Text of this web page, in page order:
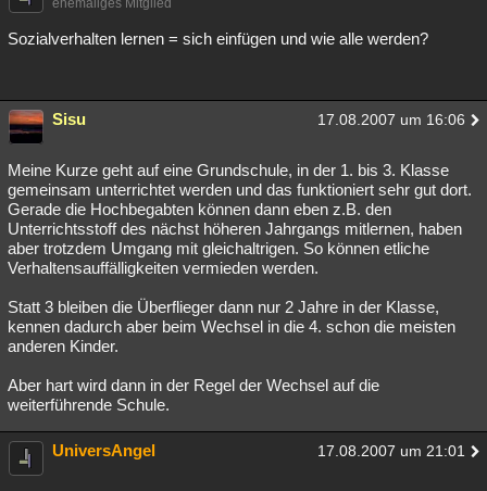
ehemaliges Mitglied
Sozialverhalten lernen = sich einfügen und wie alle werden?
Sisu 17.08.2007 um 16:06
Meine Kurze geht auf eine Grundschule, in der 1. bis 3. Klasse
gemeinsam unterrichtet werden und das funktioniert sehr gut dort.
Gerade die Hochbegabten können dann eben z.B. den
Unterrichtsstoff des nächst höheren Jahrgangs mitlernen, haben
aber trotzdem Umgang mit gleichaltrigen. So können etliche
Verhaltensauffälligkeiten vermieden werden.
Statt 3 bleiben die Überflieger dann nur 2 Jahre in der Klasse,
kennen dadurch aber beim Wechsel in die 4. schon die meisten
anderen Kinder.
Aber hart wird dann in der Regel der Wechsel auf die
weiterführende Schule.
UniversAngel 17.08.2007 um 21:01